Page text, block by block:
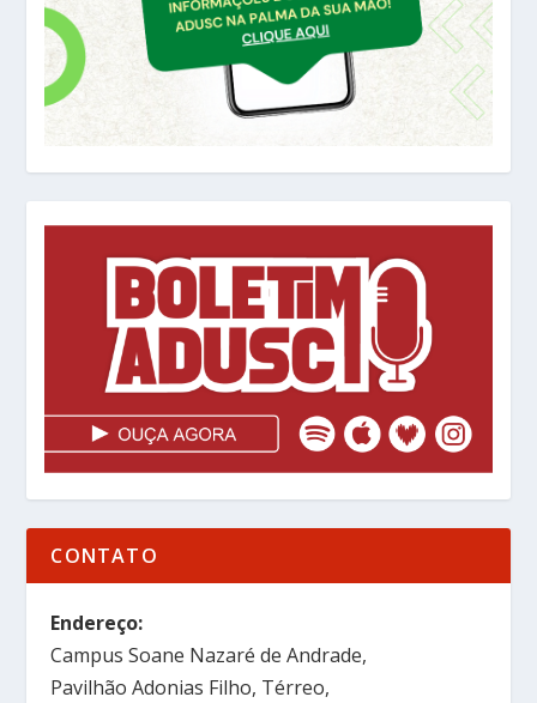
CONTATO
Endereço:
Campus Soane Nazaré de Andrade,
Pavilhão Adonias Filho, Térreo,